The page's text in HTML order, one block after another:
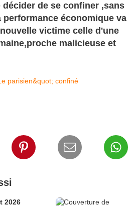
décider de se confiner ,sans
économique va
victime celle d'une
malicieuse et
2026